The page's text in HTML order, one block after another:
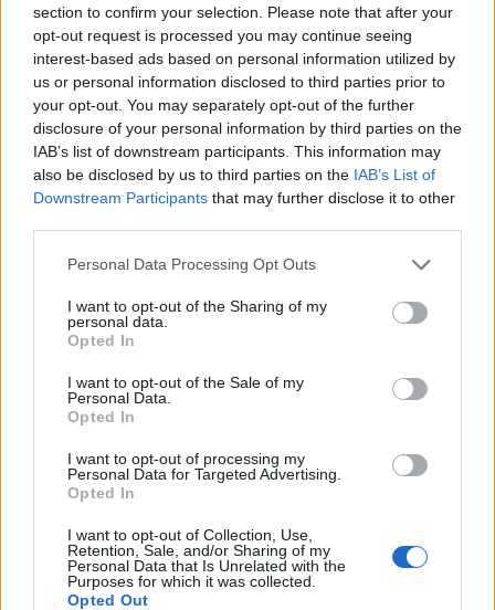
section to confirm your selection. Please note that after your
opt-out request is processed you may continue seeing
interest-based ads based on personal information utilized by
us or personal information disclosed to third parties prior to
your opt-out. You may separately opt-out of the further
disclosure of your personal information by third parties on the
IAB’s list of downstream participants. This information may
also be disclosed by us to third parties on the IAB’s List of
Downstream Participants that may further disclose it to other
Personal Data Processing Opt Outs
I want to opt-out of the Sharing of my
personal data.
Opted In
I want to opt-out of the Sale of my
Personal Data.
Opted In
I want to opt-out of processing my
Personal Data for Targeted Advertising.
Opted In
I want to opt-out of Collection, Use,
Retention, Sale, and/or Sharing of my
Personal Data that Is Unrelated with the
Purposes for which it was collected.
Opted Out
14 - 36
Squalificato 0 - 0%
Infortunato 0 - 0
Inutilizzato 6 - 15%
Scarica riepilogo
stagionale
Giornata Entrato Bonus/Malus
TOR 3-0 SAS
ATA 2-1 SAS
SAS 1-3 JUV